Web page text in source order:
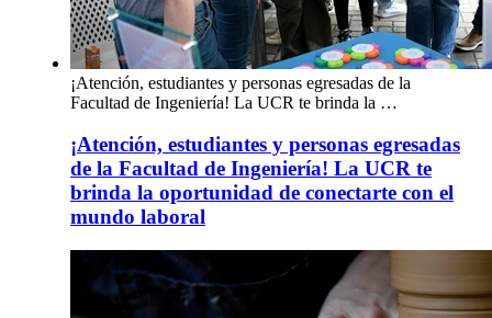
¡Atención, estudiantes y personas egresadas de la
Facultad de Ingeniería! La UCR te brinda la …
¡Atención, estudiantes y personas egresadas
de la Facultad de Ingeniería! La UCR te
brinda la oportunidad de conectarte con el
mundo laboral